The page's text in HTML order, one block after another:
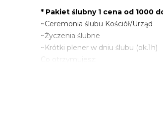
* Pakiet ślubny 1 cena od 1000
~Ceremonia ślubu Kościół/Urząd
~Życzenia ślubne
~Krótki plener w dniu ślubu (ok.1h)
Co otrzymujesz: